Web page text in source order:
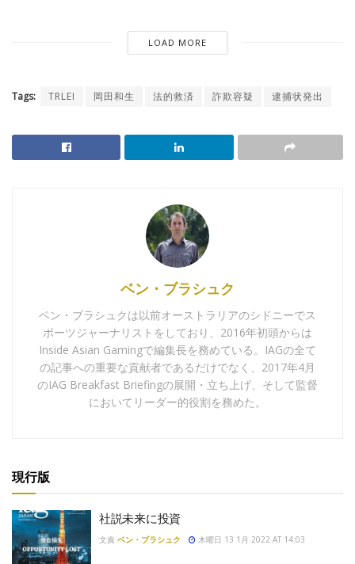
LOAD MORE
Tags: TRLEI 岡田和生 法的救済 詐欺容疑 逮捕状発出
ベン・ブラシュク
ベン・ブラシュクは以前オーストラリアのシドニーでス
ポーツジャーナリストをしており、2016年初頭からは
Inside Asian Gamingで編集長を務めている。IAGの全て
の記事への重要な貢献者であるだけでなく、2017年4月
のIAG Breakfast Briefingの展開・立ち上げ、そして監督
においてリーダー的役割を務めた。
現行版
社説未来に投資
文責 ベン・ブラシュク 木曜日 13 1月 2022 AT 14:03